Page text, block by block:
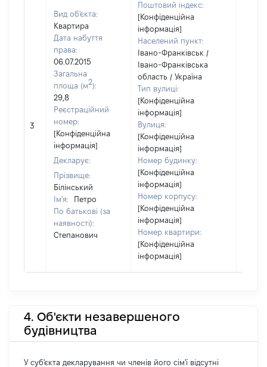
3
Вид об'єкта:
Квартира
Дата набуття
права:
06.07.2015
Загальна
площа (м2):
29,8
Реєстраційний
номер:
[Конфіденційна
інформація]
Декларує:
Прізвище:
Білінський
Ім'я:
Петро
По батькові (за
наявності):
Степанович
Поштовий індекс:
[Конфіденційна
інформація]
Населений пункт:
Івано-Франківськ /
Івано-Франківська
область / Україна
Тип вулиці:
[Конфіденційна
інформація]
Вулиця:
[Конфіденційна
інформація]
Номер будинку:
[Конфіденційна
інформація]
Номер корпусу:
[Конфіденційна
інформація]
Номер квартири:
[Конфіденційна
інформація]
4. Об'єкти незавершеного
будівництва
У суб'єкта декларування чи членів його сім'ї відсутні